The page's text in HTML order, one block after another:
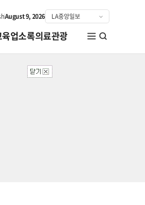
August 9, 2026
업소록의료관광